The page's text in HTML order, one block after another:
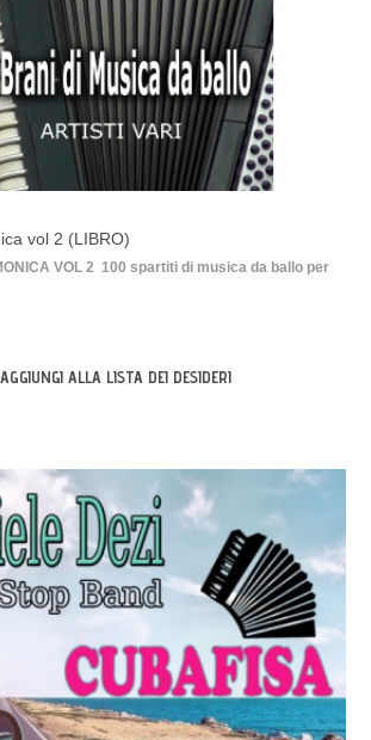
vol 2 (LIBRO)
VOL 2 100 spartiti di musica da ballo per
AGGIUNGI ALLA LISTA DEI DESIDERI